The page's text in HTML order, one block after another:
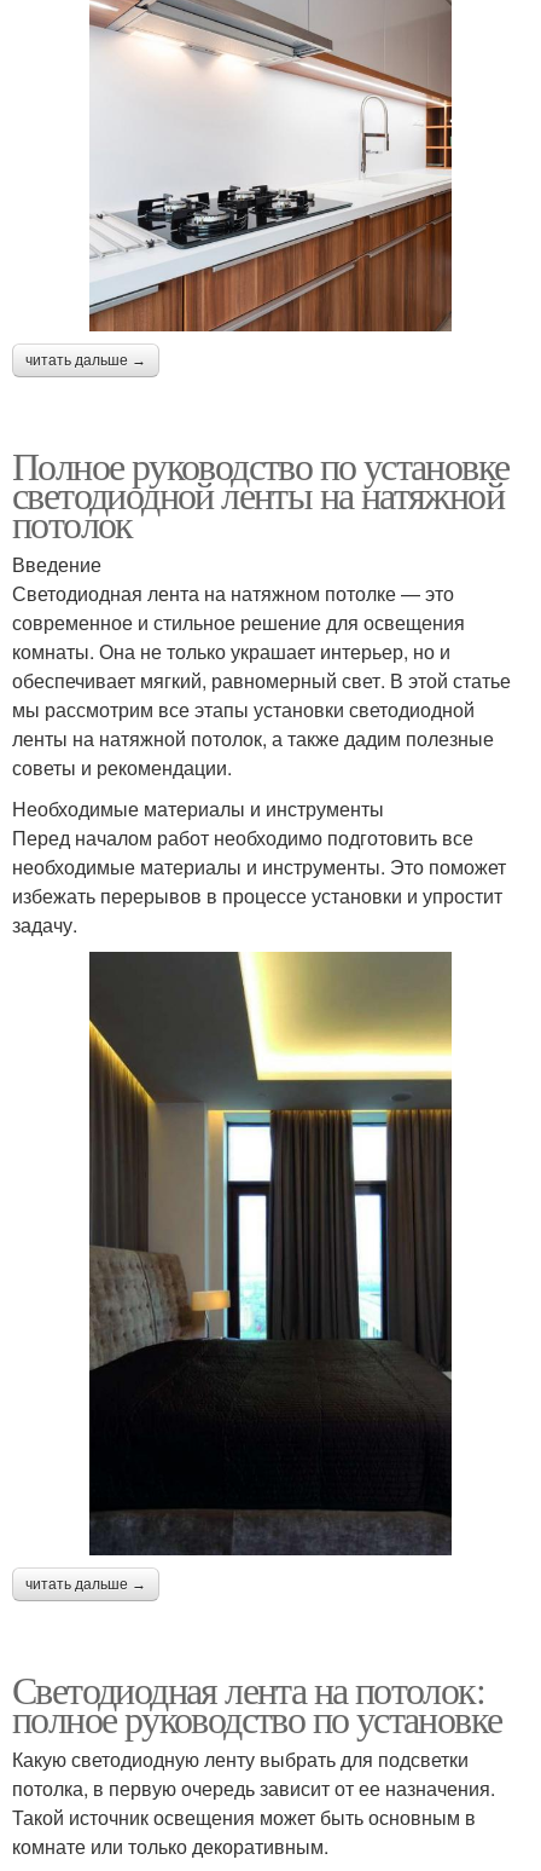
читать дальше →
Полное руководство по установке
светодиодной ленты на натяжной
потолок
Введение
Светодиодная лента на натяжном потолке — это
современное и стильное решение для освещения
комнаты. Она не только украшает интерьер, но и
обеспечивает мягкий, равномерный свет. В этой статье
мы рассмотрим все этапы установки светодиодной
ленты на натяжной потолок, а также дадим полезные
советы и рекомендации.
Необходимые материалы и инструменты
Перед началом работ необходимо подготовить все
необходимые материалы и инструменты. Это поможет
избежать перерывов в процессе установки и упростит
задачу.
читать дальше →
Светодиодная лента на потолок:
полное руководство по установке
Какую светодиодную ленту выбрать для подсветки
потолка, в первую очередь зависит от ее назначения.
Такой источник освещения может быть основным в
комнате или только декоративным.